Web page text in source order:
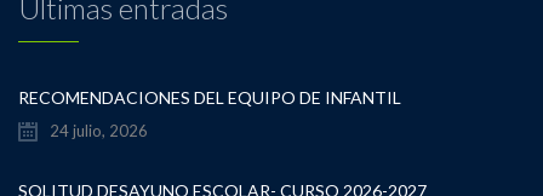
Últimas entradas
RECOMENDACIONES DEL EQUIPO DE INFANTIL
24 julio, 2026
SOLITUD DESAYUNO ESCOLAR- CURSO 2026-2027